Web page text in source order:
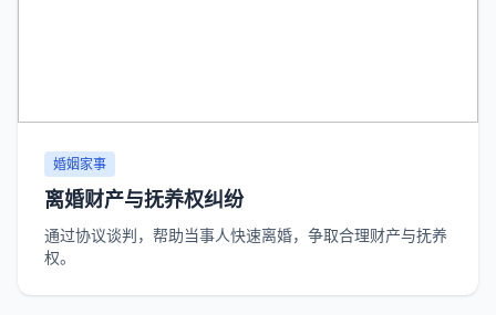
婚姻家事
离婚财产与抚养权纠纷
通过协议谈判，帮助当事人快速离婚，争取合理财产与抚养
权。